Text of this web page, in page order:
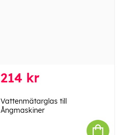
214 kr
Vattenmätarglas till
Ångmaskiner